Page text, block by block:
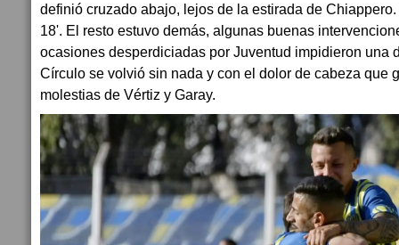
definió cruzado abajo, lejos de la estirada de
18'. El resto estuvo demás, algunas buenas
ocasiones desperdiciadas por Juventud impidieron una
Círculo se volvió sin nada y con el dolor de cabeza que
molestias de Vértiz y Garay.